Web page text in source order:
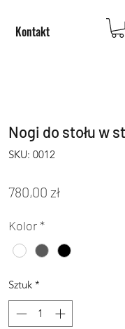
Kontakt
Nogi do stołu w
SKU: 0012
780,00 złCena
Kolor*
Sztuk *